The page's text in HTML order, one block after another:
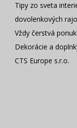
Tipy zo sveta
dovolenkových
Vždy čerstvá
Dekorácie a
CTS Europe s.r.o.